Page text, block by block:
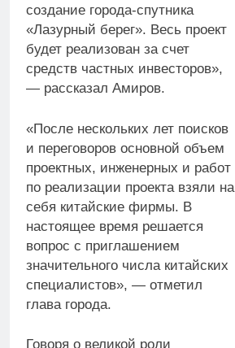
создание города-спутника
«Лазурный берег». Весь проект
будет реализован за счет
средств частных инвесторов»,
— рассказал Амиров.
«После нескольких лет поисков
и переговоров основной объем
проектных, инженерных и работ
по реализации проекта взяли на
себя китайские фирмы. В
настоящее время решается
вопрос с приглашением
значительного числа китайских
специалистов», — отметил
глава города.
Говоря о великой роли